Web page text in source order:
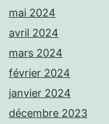
mai 2024
avril 2024
mars 2024
février 2024
janvier 2024
décembre 2023